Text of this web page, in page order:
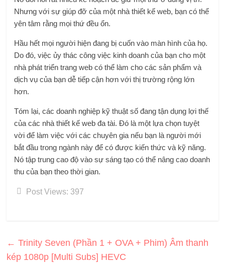
Nhưng với sự giúp đỡ của một nhà thiết kế web, bạn có thể
yên tâm rằng mọi thứ đều ổn.
Hầu hết mọi người hiện đang bị cuốn vào màn hình của họ.
Do đó, việc ủy ​​thác công việc kinh doanh của bạn cho một
nhà phát triển trang web có thể làm cho các sản phẩm và
dịch vụ của bạn dễ tiếp cận hơn với thị trường rộng lớn
hơn.
Tóm lại, các doanh nghiệp kỹ thuật số đang tận dụng lợi thế
của các nhà thiết kế web đa tài. Đó là một lựa chọn tuyệt
vời để làm việc với các chuyên gia nếu bạn là người mới
bắt đầu trong ngành này để có được kiến ​​thức và kỹ năng.
Nó tập trung cao độ vào sự sáng tạo có thể nâng cao doanh
thu của bạn theo thời gian.
Post Views: 397
← Trinity Seven (Phần 1 + OVA + Phim) Âm thanh
kép 1080p [Multi Subs] HEVC